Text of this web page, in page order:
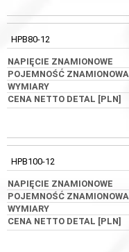
HPB80-12
HPB100-12